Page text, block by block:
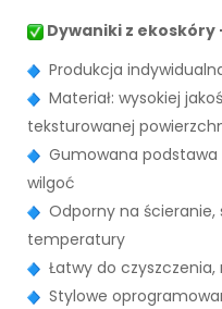
Dywaniki z
Produkcja
Materiał: wysokiej
teksturowanej
Gumowana
wilgoć
Odporny na ścieranie,
temperatury
Łatwy do
Stylowe